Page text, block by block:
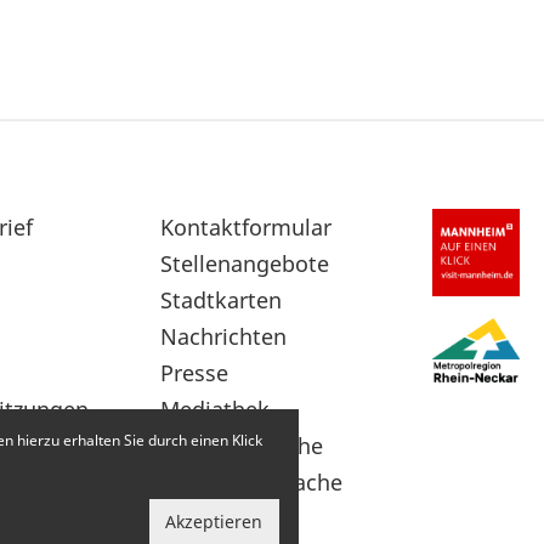
Sekundärnavigation
im
Fußbereich
Kontaktformular
Stellenangebote
Stadtkarten
Nachrichten
Presse
Mediathek
Leichte Sprache
Gebärdensprache
hierzu erhalten Sie durch einen Klick
Akzeptieren